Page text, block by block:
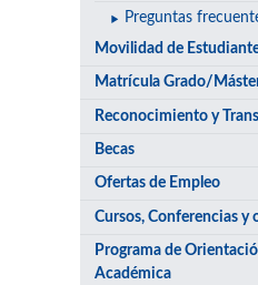
Preguntas
Movilidad de
Matrícula Grado/
Reconocimiento y
Becas
Ofertas de Empleo
Cursos, Conferencias y
Programa de
Académica